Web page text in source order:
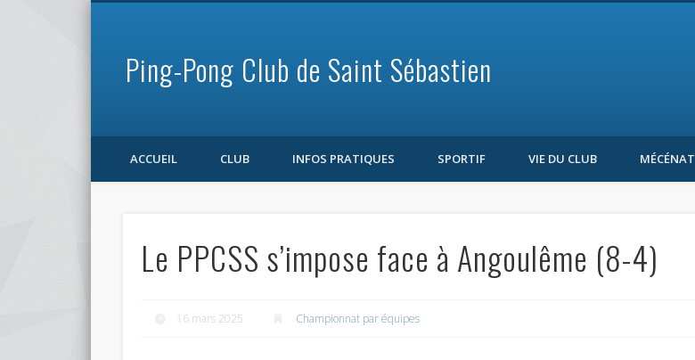
Ping-Pong Club de Saint Sébastien
Facebook
ACCUEIL CLUB INFOS PRATIQUES SPORTIF VIE DU CLUB MÉCÉNAT
Le PPCSS s’impose face à Angoulême (8-4)
16 mars 2025 Championnat par équipes